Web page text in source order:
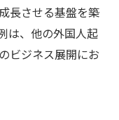
長させる基盤を築
は、他の外国人起
ビジネス展開にお